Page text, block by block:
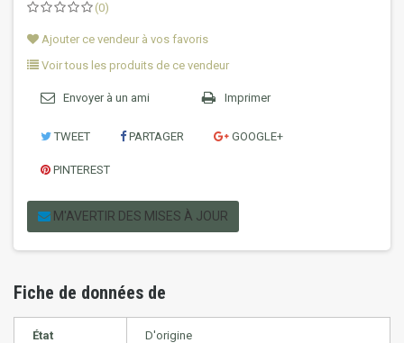
(0)
Ajouter ce vendeur à vos favoris
Voir tous les produits de ce vendeur
Envoyer à un ami Imprimer
TWEET PARTAGER GOOGLE+
PINTEREST
M'AVERTIR DES MISES À JOUR
Fiche de données de
État D'origine